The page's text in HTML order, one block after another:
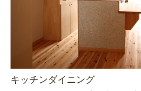
キッチンダイニング